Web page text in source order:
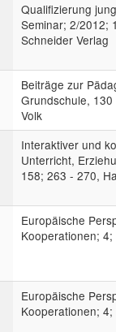
Qualifizierung
Seminar; 2/2012;
Schneider Verlag
Beiträge zur
Grundschule,
Volk
Interaktiver und
Unterricht,
158; 263 - 270,
Europäische
Kooperationen;
Europäische
Kooperationen;